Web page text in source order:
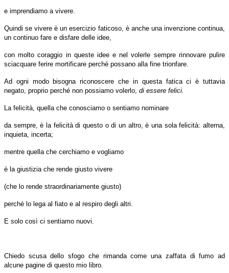
e imprendiamo a vivere.
Quindi se vivere è un esercizio faticoso, è anche una invenzione continua,
un continuo fare e disfare delle idee,
con molto coraggio in queste idee e nel volerle sempre rinnovare pulire
sciacquare ferire mortificare perché possano alla fine trionfare.
Ad ogni modo bisogna riconoscere che in questa fatica ci è tuttavia
negato, proprio perché non possiamo volerlo, di essere felici.
La felicità, quella che conosciamo o sentiamo nominare
da sempre, è la felicità di questo o di un altro, è una sola felicità: alterna,
inquieta, incerta;
mentre quella che cerchiamo e vogliamo
è la giustizia che rende giusto vivere
(che lo rende straordinariamente giusto)
perché lo lega al fiato e al respiro degli altri.
E solo così ci sentiamo nuovi.
Chiedo scusa dello sfogo che rimanda come una zaffata di fumo ad
alcune pagine di questo mio libro.